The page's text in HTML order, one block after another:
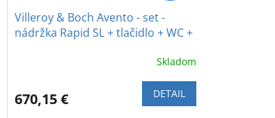
Villeroy & Boch Avento - set -
nádržka Rapid SL + tlačidlo + WC +
Skladom
670,15 € DETAIL